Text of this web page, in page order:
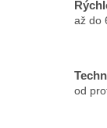
až do
od